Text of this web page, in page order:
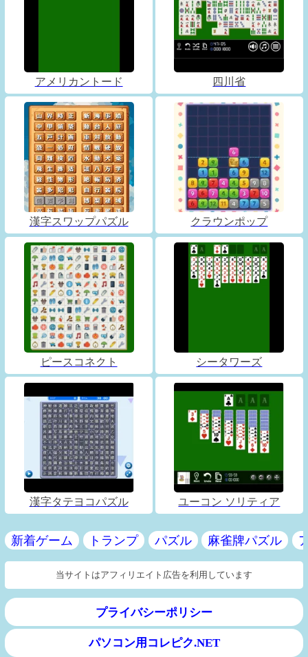
アメリカントード 四川省
漢字スワップパズル クラウンポップ
ピースコネクト シータワーズ
漢字タテヨコパズル ユーコン ソリティア
新着ゲーム トランプ パズル 麻雀牌パズル
当サイトはアフィリエイト広告を利用しています
プライバシーポリシー
パソコン用コレピク.NET